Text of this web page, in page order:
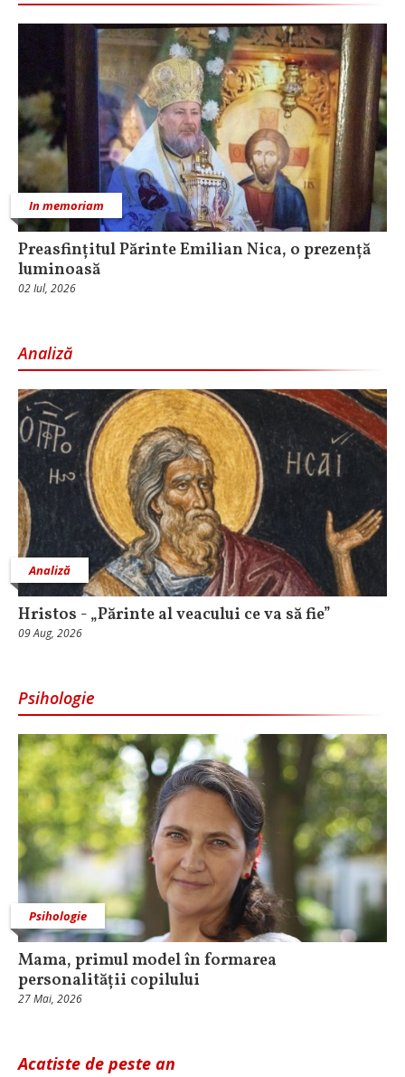
In memoriam
Preasfințitul Părinte Emilian Nica, o prezență
luminoasă
02 Iul, 2026
Analiză
Analiză
Hristos - „Părinte al veacului ce va să fie”
09 Aug, 2026
Psihologie
Psihologie
Mama, primul model în formarea
personalității copilului
27 Mai, 2026
Acatiste de peste an